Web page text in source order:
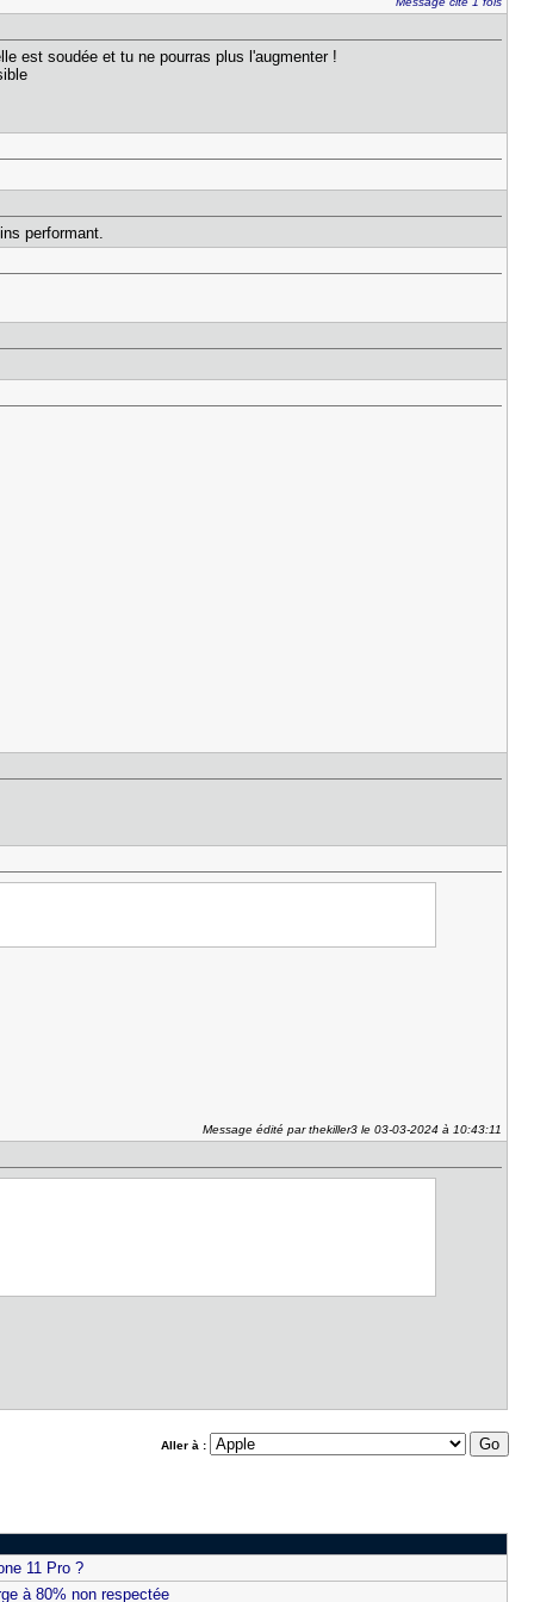
est soudée et tu ne pourras plus l'augmenter !
performant.
Message édité par thekiller3 le 03-03-2024 à 10:43:11
Aller à :
11 Pro ?
à 80% non respectée